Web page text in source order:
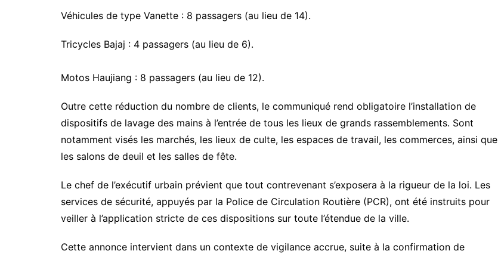
​Véhicules de type Vanette : 8 passagers (au lieu de 14).
​Tricycles Bajaj : 4 passagers (au lieu de 6).
Motos Haujiang : 8 passagers (au lieu de 12).
​Outre cette réduction du nombre de clients, le communiqué rend obligatoire l’installation de
dispositifs de lavage des mains à l’entrée de tous les lieux de grands rassemblements. Sont
notamment visés les marchés, les lieux de culte, les espaces de travail, les commerces, ainsi que
les salons de deuil et les salles de fête.
​Le chef de l’exécutif urbain prévient que tout contrevenant s’exposera à la rigueur de la loi. Les
services de sécurité, appuyés par la Police de Circulation Routière (PCR), ont été instruits pour
veiller à l’application stricte de ces dispositions sur toute l’étendue de la ville.
​Cette annonce intervient dans un contexte de vigilance accrue, suite à la confirmation de